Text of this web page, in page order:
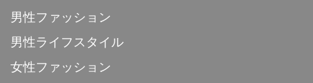
男性ファッション
男性ライフスタイル
女性ファッション